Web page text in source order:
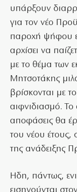
υπάρξουν
για τον νέο
παροχή ψήφου
αρχίσει να
με το θέμα των
Μητσοτάκης
βρίσκονται με
αιφνιδιασμό. Το
αποφάσεις θα
του νέου έτους,
της ανάδειξης
Ηδη, πάντως,